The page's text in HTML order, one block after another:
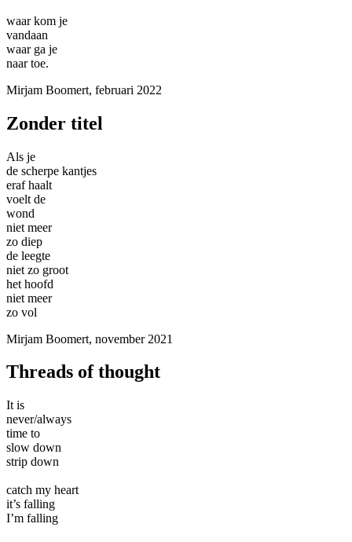
waar kom je
vandaan
waar ga je
naar toe.
Mirjam Boomert, februari 2022
Zonder titel
Als je
de scherpe kantjes
eraf haalt
voelt de
wond
niet meer
zo diep
de leegte
niet zo groot
het hoofd
niet meer
zo vol
Mirjam Boomert, november 2021
Threads of thought
It is
never/always
time to
slow down
strip down
catch my heart
it’s falling
I’m falling